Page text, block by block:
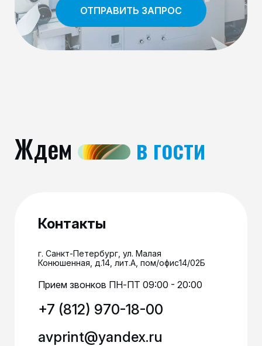
ОТПРАВИТЬ ЗАПРОС
Ждем в гости
Контакты
г. Санкт-Петербург, ул. Малая
Конюшенная, д.14, лит.А, пом/офис14/02Б
Прием звонков ПН-ПТ 09:00 - 20:00
+7 (812) 970-18-00
avprint@yandex.ru